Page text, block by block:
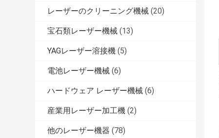
レーザーのクリーニング機械 (20)
宝石類レーザー機械 (13)
YAGレーザー溶接機 (5)
電池レーザー機械 (6)
ハードウェア レーザー機械 (6)
産業用レーザー加工機 (2)
他のレーザー機器 (78)